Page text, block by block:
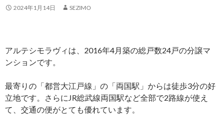
ッ 2024年1月14日 SEZIMO
アルテシモラヴィは、2016年4月築の総戸数24戸の分譲マ
ンションです。
最寄りの「都営大江戸線」の「両国駅」からは徒歩3分の好
立地です。さらにJR総武線両国駅など全部で2路線が使え
て、交通の便がとても優れています。